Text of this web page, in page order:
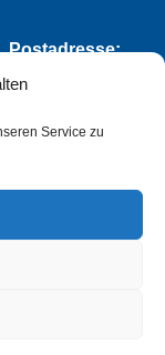
Service zu
Postadresse:
1921 e.V.
Talstr. 149
Ingelheim